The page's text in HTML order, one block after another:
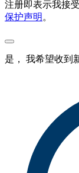
注册即表示我接
保护声明 。
是， 我希望收到